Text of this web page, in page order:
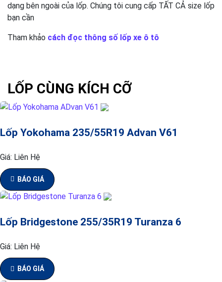
dạng bên ngoài của lốp. Chúng tôi cung cấp TẤT CẢ size lốp
bạn cần
Tham khảo cách đọc thông số lốp xe ô tô
LỐP CÙNG KÍCH CỠ
Lốp Yokohama 235/55R19 Advan V61
Giá: Liên Hệ
BÁO GIÁ
Lốp Bridgestone 255/35R19 Turanza 6
Giá: Liên Hệ
BÁO GIÁ